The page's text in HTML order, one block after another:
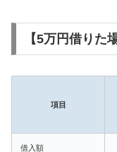
【5万円借りた
項目
借入額